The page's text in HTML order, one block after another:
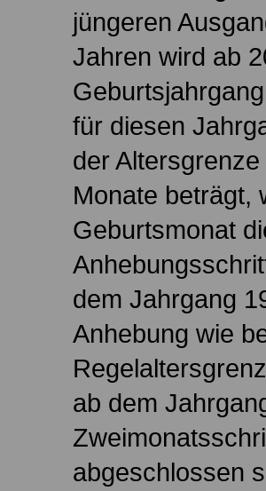
jüngeren
Jahren wird ab
für diesen
der
Monate beträgt,
Geburtsmonat
dem Jahrgang
Anhebung wie
ab dem
abgeschlossen